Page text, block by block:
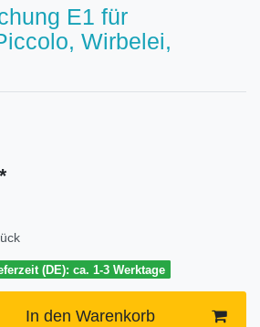
E1 für
Wirbelei,
*
(DE): ca. 1-3 Werktage
In den Warenkorb